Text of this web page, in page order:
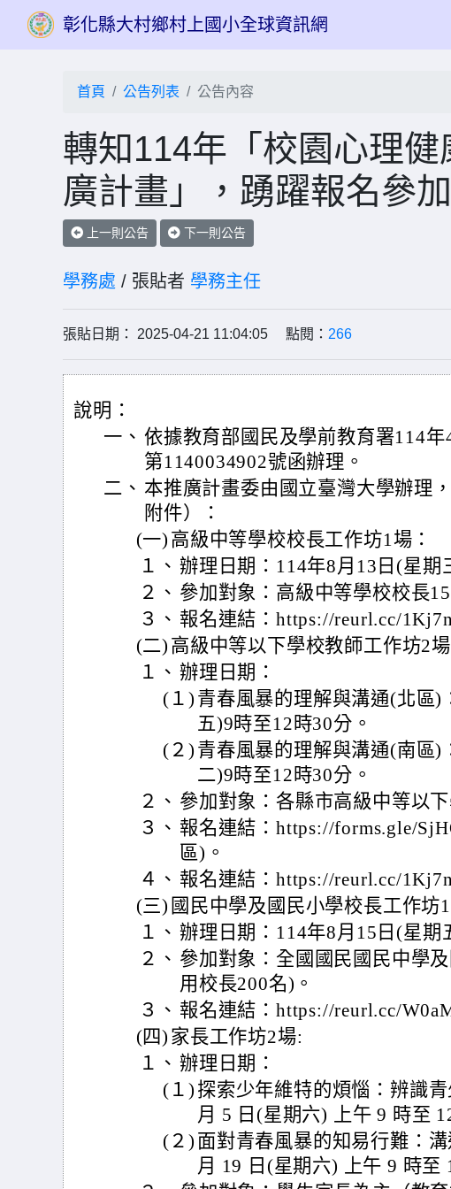
彰化縣大村鄉村上國小全球資訊網
首頁 公告列表 公告內容
轉知114年「校園心理
廣計畫」，踴躍報名參加
上一則公告 下一則公告
學務處 / 張貼者 學務主任
張貼日期： 2025-04-21 11:04:05 點閱： 266
說明：
一、 依據教育部國民及學前教育署114
第1140034902號函辦理。
二、 本推廣計畫委由國立臺灣大學辦理
附件）：
(一) 高級中等學校校長工作坊1場：
１、 辦理日期：114年8月13日(星期
２、 參加對象：高級中等學校校長
３、 報名連結：https://reurl.cc/
(二) 高級中等以下學校教師工作坊2
１、 辦理日期：
(１) 青春風暴的理解與溝通(北區)
五)9時至12時30分。
(２) 青春風暴的理解與溝通(南區)
二)9時至12時30分。
２、 參加對象：各縣市高級中等以
３、 報名連結：https://forms.gle/
區)。
４、 報名連結：https://reurl.cc/
(三) 國民中學及國民小學校長工作坊1
１、 辦理日期：114年8月15日(星期
２、 參加對象：全國國民國民中學
用校長200名)。
３、 報名連結：https://reurl.cc/
(四) 家長工作坊2場:
１、 辦理日期：
(１) 探索少年維特的煩惱：辨識
月 5 日(星期六) 上午 9 時至
(２) 面對青春風暴的知易行難：
月 19 日(星期六) 上午 9 時至